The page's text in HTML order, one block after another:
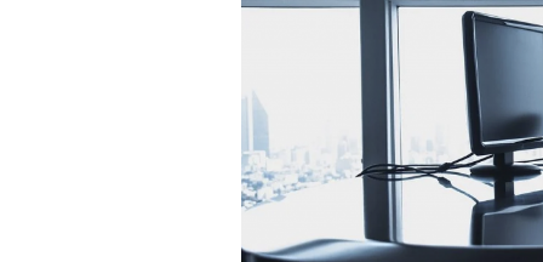
de
en
Panamá